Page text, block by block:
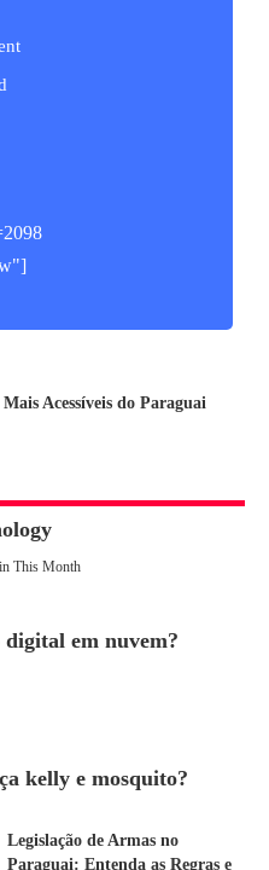
Acessíveis do Paraguai
This Month
em nuvem?
kelly e mosquito?
Legislação de Armas no
Paraguai: Entenda as Regras e